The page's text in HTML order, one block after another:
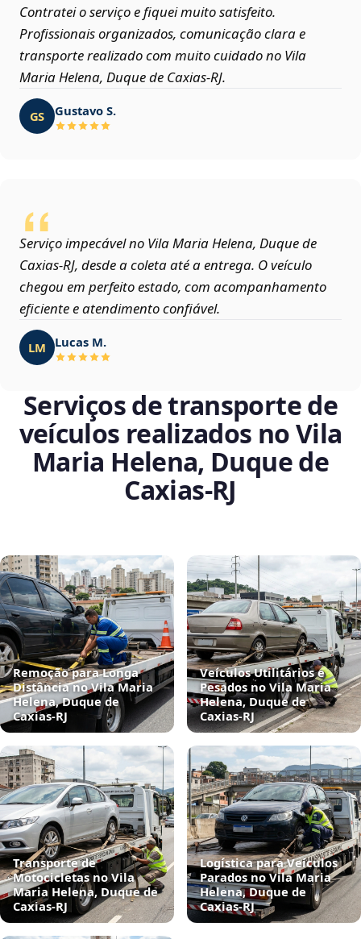
Contratei o serviço e fiquei muito satisfeito.
Profissionais organizados, comunicação clara e
transporte realizado com muito cuidado no Vila
Maria Helena, Duque de Caxias‑RJ.
GS Gustavo S.
Serviço impecável no Vila Maria Helena, Duque de
Caxias‑RJ, desde a coleta até a entrega. O veículo
chegou em perfeito estado, com acompanhamento
eficiente e atendimento confiável.
LM Lucas M.
Serviços de transporte de
veículos realizados no Vila
Maria Helena, Duque de
Caxias‑RJ
Remoção para Longa
Distância no Vila Maria
Helena, Duque de
Caxias‑RJ
Veículos Utilitários e
Pesados no Vila Maria
Helena, Duque de
Caxias‑RJ
Transporte de
Motocicletas no Vila
Maria Helena, Duque de
Caxias‑RJ
Logística para Veículos
Parados no Vila Maria
Helena, Duque de
Caxias‑RJ